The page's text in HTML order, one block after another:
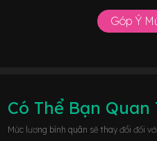
Góp Ý
Có Thể Bạn Quan
Mức lương bình quân sẽ thay đổi đối